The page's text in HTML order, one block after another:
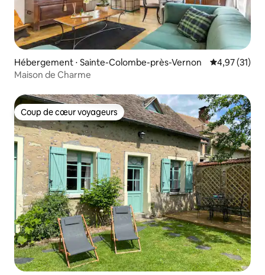
Hébergement ⋅ Sainte-Colombe-près-Vernon Évaluation
4,97 (31)
Maison de Charme
Coup de cœur voyageurs
Coup de cœur voyageurs